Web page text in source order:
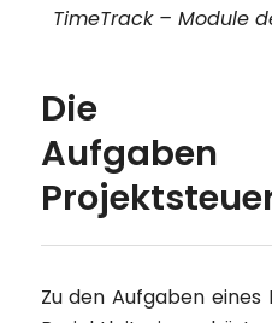
TimeTrack – Module
Die
Zu den Aufgaben